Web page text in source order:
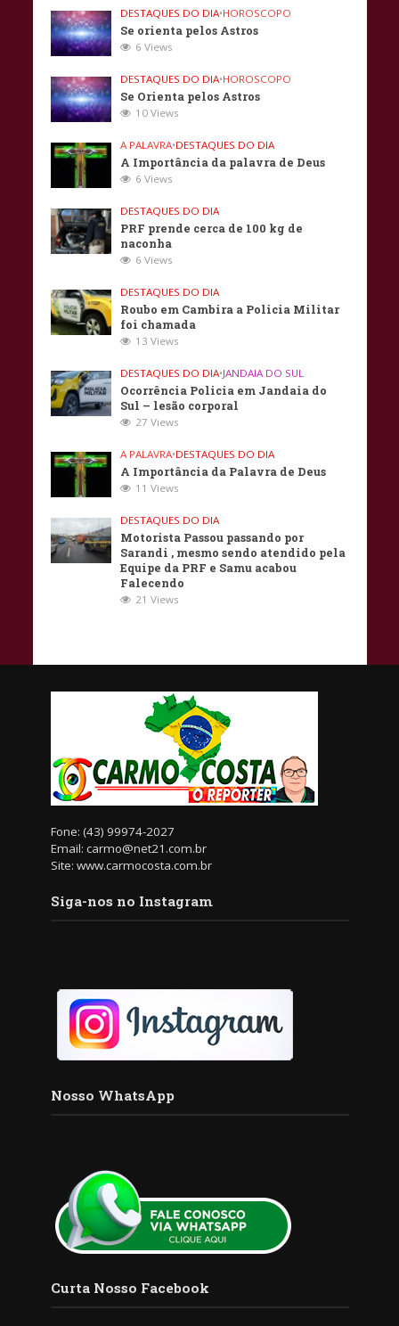
DESTAQUES DO DIA•HOROSCOPO
Se orienta pelos Astros
6 Views
DESTAQUES DO DIA•HOROSCOPO
Se Orienta pelos Astros
10 Views
A PALAVRA•DESTAQUES DO DIA
A Importância da palavra de Deus
6 Views
DESTAQUES DO DIA
PRF prende cerca de 100 kg de
naconha
6 Views
DESTAQUES DO DIA
Roubo em Cambira a Policia Militar
foi chamada
13 Views
DESTAQUES DO DIA•JANDAIA DO SUL
Ocorrência Policia em Jandaia do
Sul – lesão corporal
27 Views
A PALAVRA•DESTAQUES DO DIA
A Importância da Palavra de Deus
11 Views
DESTAQUES DO DIA
Motorista Passou passando por
Sarandi , mesmo sendo atendido pela
Equipe da PRF e Samu acabou
Falecendo
21 Views
Fone: (43) 99974-2027
Email: carmo@net21.com.br
Site: www.carmocosta.com.br
Siga-nos no Instagram
Nosso WhatsApp
Curta Nosso Facebook